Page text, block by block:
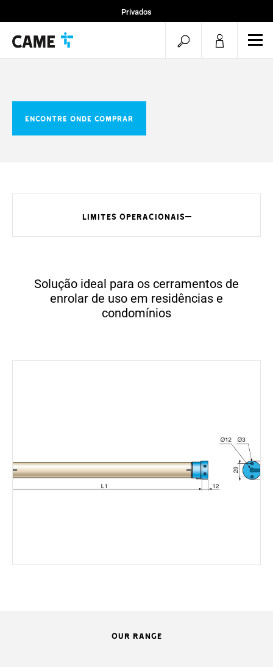
Privados
pesquisa
aberta
ENCONTRE ONDE COMPRAR
LIMITES OPERACIONAIS
Solução ideal para os cerramentos de
enrolar de uso em residências e
condomínios
OUR RANGE